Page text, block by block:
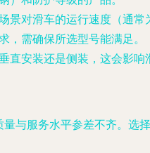
景对滑车的运行速度（通常
，需确保所选型号能满足。
直安装还是侧装，这会影响
与服务水平参差不齐。选择